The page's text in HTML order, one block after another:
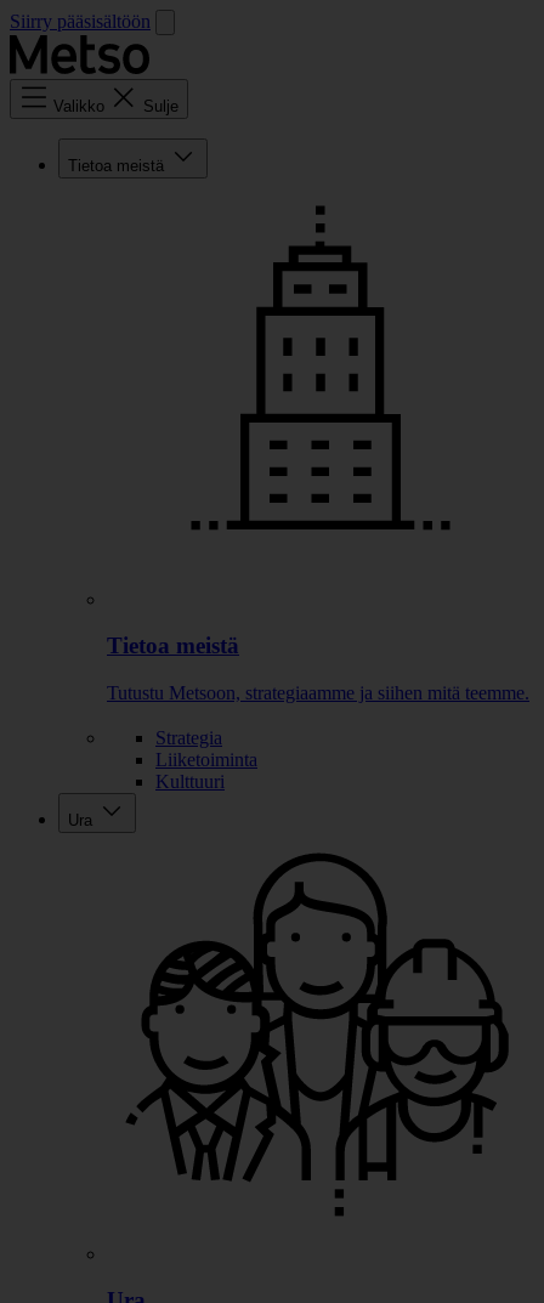
Siirry pääsisältöön
Valikko Sulje
Tietoa meistä
Tietoa meistä
Tutustu Metsoon, strategiaamme ja siihen mitä teemme.
Strategia
Liiketoiminta
Kulttuuri
Ura